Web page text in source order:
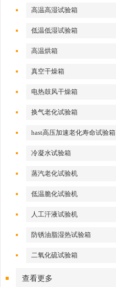
高温高湿试验箱
低温低湿试验箱
高温烘箱
真空干燥箱
电热鼓风干燥箱
换气老化试验箱
hast高压加速老化寿命试验箱
冷凝水试验箱
蒸汽老化试验机
低温脆化试验机
人工汗液试验机
防锈油脂湿热试验箱
二氧化硫试验箱
查看更多